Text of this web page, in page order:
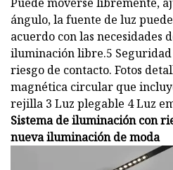
Puede moverse libremente,
ángulo, la fuente de luz
acuerdo con las necesidades
iluminación libre.5
riesgo de contacto. Fotos
magnética circular que
rejilla 3 Luz plegable 4 Luz
Sistema de iluminación con
nueva iluminación de moda